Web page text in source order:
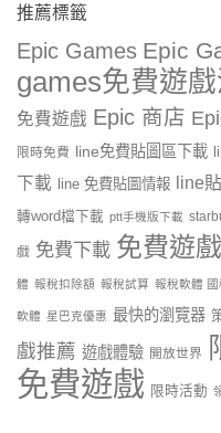
推薦標籤
Epic Games Epic
games免費遊
免費遊戲 Epic 商店
限時免費 line免費貼圖區下載
下載 line 免費貼圖情報 line
轉word檔下載 ptt手機版下載
戲 免費下載 免費遊戲
體 報稅扣除額 報稅試算 報稅軟體 國
軟體 星巴克優惠 最快的瀏覽器
戲推薦 遊戲體驗 開放世界
免費遊戲 限時活動